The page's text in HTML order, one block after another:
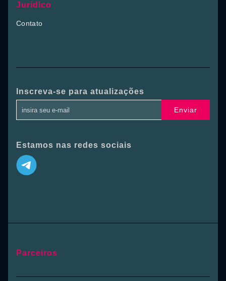
Jurídico
Contato
Inscreva-se para atualizações
Enviar
Estamos nas redes sociais
Parceiros